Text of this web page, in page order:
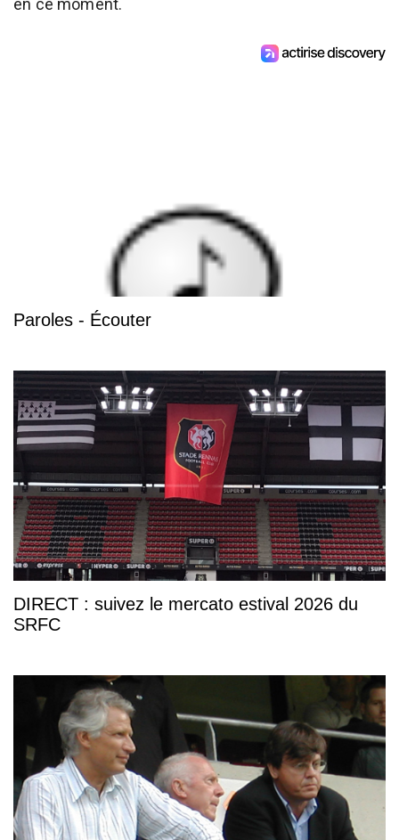
Paroles - Écouter
DIRECT : suivez le mercato estival 2026 du
SRFC